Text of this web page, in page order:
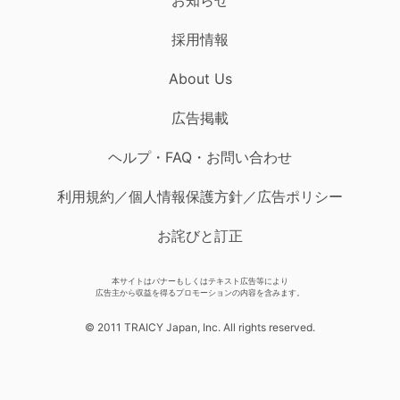
採用情報
About Us
広告掲載
ヘルプ・FAQ・お問い合わせ
利用規約／個人情報保護方針／広告ポリシー
お詫びと訂正
本サイトはバナーもしくはテキスト広告等により
広告主から収益を得るプロモーションの内容を含みます。
© 2011 TRAICY Japan, Inc. All rights reserved.